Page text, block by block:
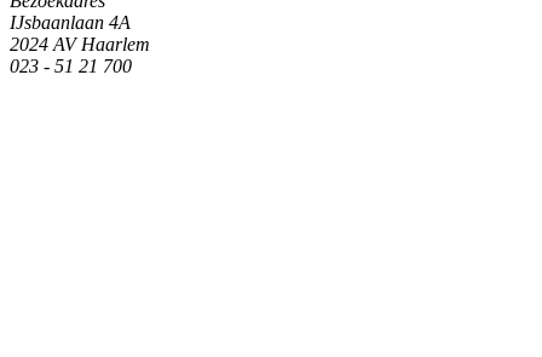
IJsbaanlaan 4A
2024 AV Haarlem
023 - 51 21 700